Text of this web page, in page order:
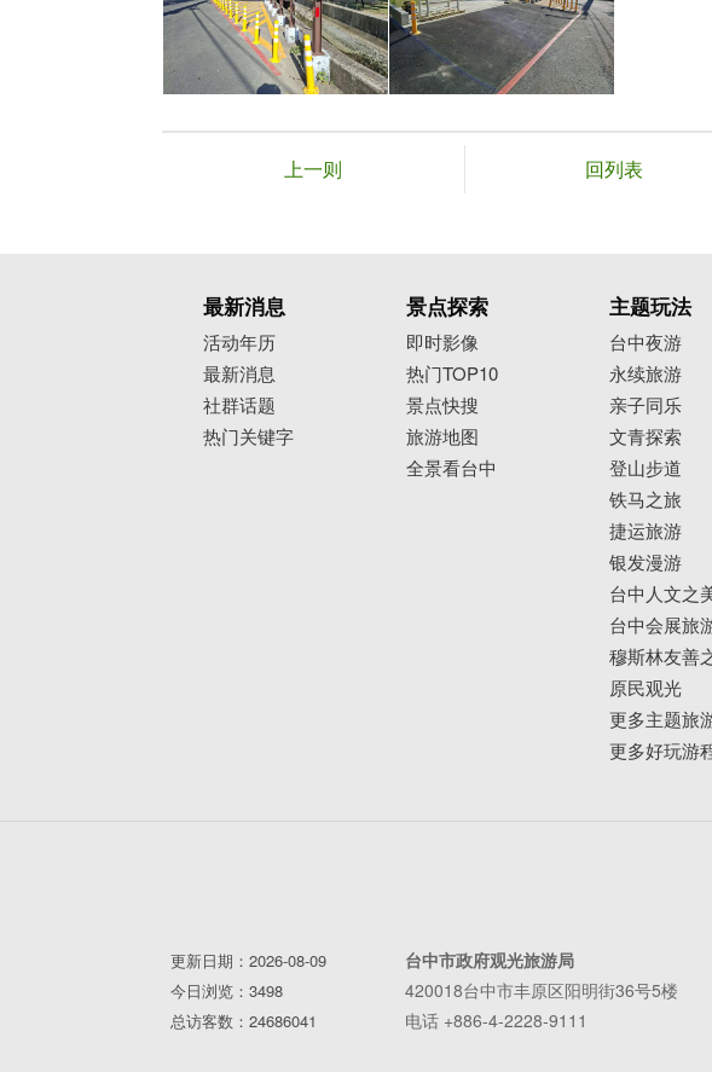
上一则 回列表
最新消息
活动年历
最新消息
社群话题
热门关键字
景点探索
即时影像
热门TOP10
景点快搜
旅游地图
全景看台中
主题玩法
台中夜游
永续旅游
亲子同乐
文青探索
登山步道
铁马之旅
捷运旅游
银发漫游
台中人文之
台中会展旅
穆斯林友善
原民观光
更多主题旅
更多好玩游
更新日期：2026-08-09
今日浏览：3498
总访客数：24686041
台中市政府观光旅游局
420018台中市丰原区阳明街36号5楼
电话 +886-4-2228-9111